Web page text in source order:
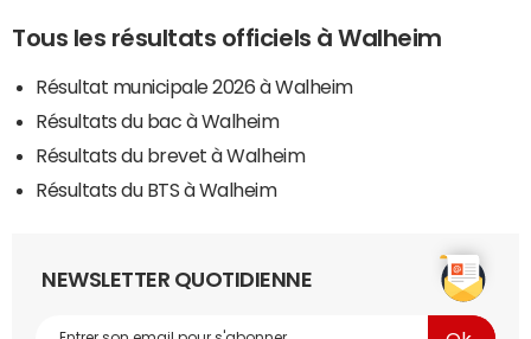
Tous les résultats officiels à Walheim
Résultat municipale 2026 à Walheim
Résultats du bac à Walheim
Résultats du brevet à Walheim
Résultats du BTS à Walheim
NEWSLETTER QUOTIDIENNE